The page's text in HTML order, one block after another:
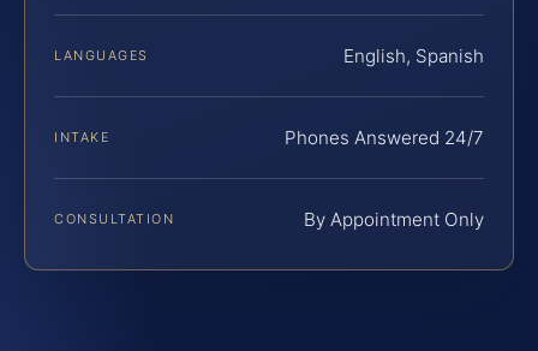
LANGUAGES English, Spanish
INTAKE Phones Answered 24/7
CONSULTATION By Appointment Only